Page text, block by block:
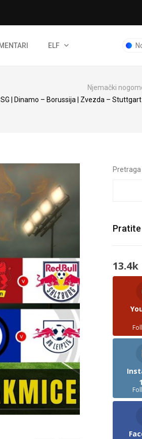
ELF
Njemački
| Dinamo – Borussija | Zvezda –
Pretraga
Pratite
13.4k